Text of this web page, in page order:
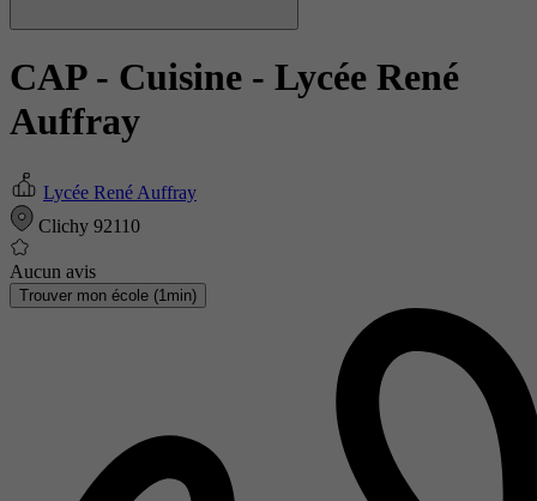
CAP - Cuisine - Lycée René
Auffray
Lycée René Auffray
Clichy 92110
Aucun avis
Trouver mon école (1min)